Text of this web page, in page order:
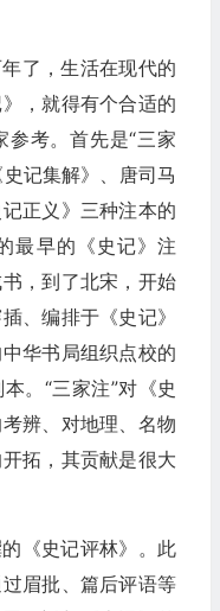
了，生活在现代的
，就得有个合适的
考。首先是“三家
记集解》、唐司马
正义》三种注本的
最早的《史记》注
，到了北宋，开始
、编排于《史记》
华书局组织点校的
。“三家注”对《史
辨、对地理、名物
拓，其贡献是很大
《史记评林》。此
眉批、篇后评语等